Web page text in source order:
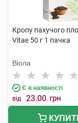
Кропу пахучого
Vitae 50 г 1 пачка
Віола
Є в наявності
від 23.00 грн